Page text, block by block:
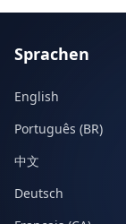
Sprachen
English
Português (BR)
中文
Deutsch